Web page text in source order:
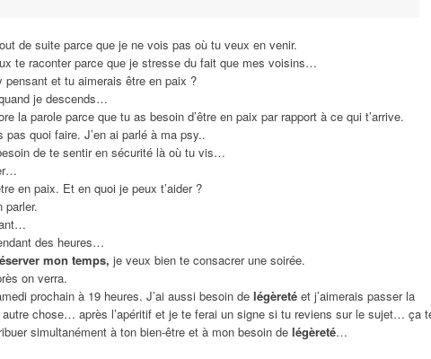
de suite parce que je ne vois pas où tu veux en venir.
te raconter parce que je stresse du fait que mes voisins…
et tu aimerais être en paix ?
je descends…
la parole parce que tu as besoin d’être en paix par rapport à ce qui t’arrive.
quoi faire. J’en ai parlé à ma psy..
de te sentir en sécurité là où tu vis…
en paix. Et en quoi je peux t’aider ?
parler.
des heures…
mon temps, je veux bien te consacrer une soirée.
on verra.
prochain à 19 heures. J’ai aussi besoin de légèreté et j’aimerais passer la
chose… après l’apéritif et je te ferai un signe si tu reviens sur le sujet… ça
simultanément à ton bien-être et à mon besoin de légèreté…